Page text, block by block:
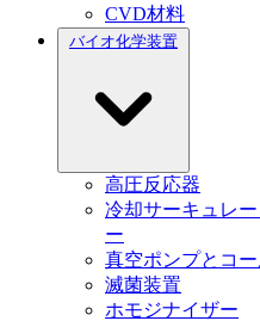
CVD材料
バイオ化学装置
高圧反応器
冷却サーキュレ
ー
真空ポンプとコ
滅菌装置
ホモジナイザー